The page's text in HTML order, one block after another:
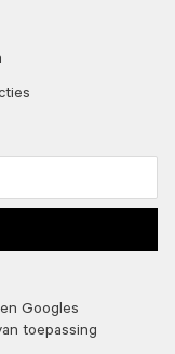
Googles
toepassing